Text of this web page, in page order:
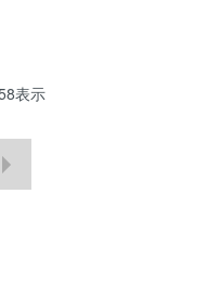
表示